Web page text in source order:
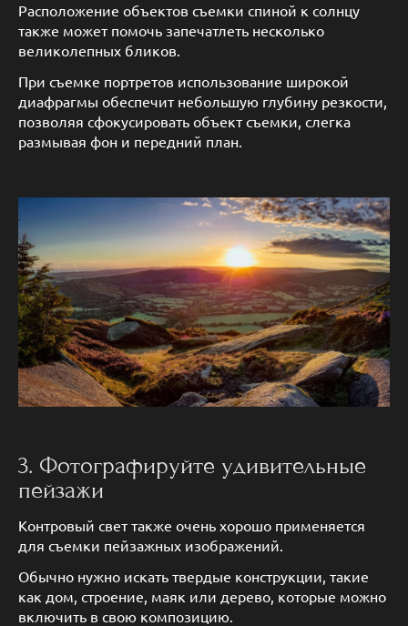
Расположение объектов съемки спиной к солнцу
также может помочь запечатлеть несколько
великолепных бликов.
При съемке портретов использование широкой
диафрагмы обеспечит небольшую глубину резкости,
позволяя сфокусировать объект съемки, слегка
размывая фон и передний план.
3. Фотографируйте удивительные
пейзажи
Контровый свет также очень хорошо применяется
для съемки пейзажных изображений.
Обычно нужно искать твердые конструкции, такие
как дом, строение, маяк или дерево, которые можно
включить в свою композицию.